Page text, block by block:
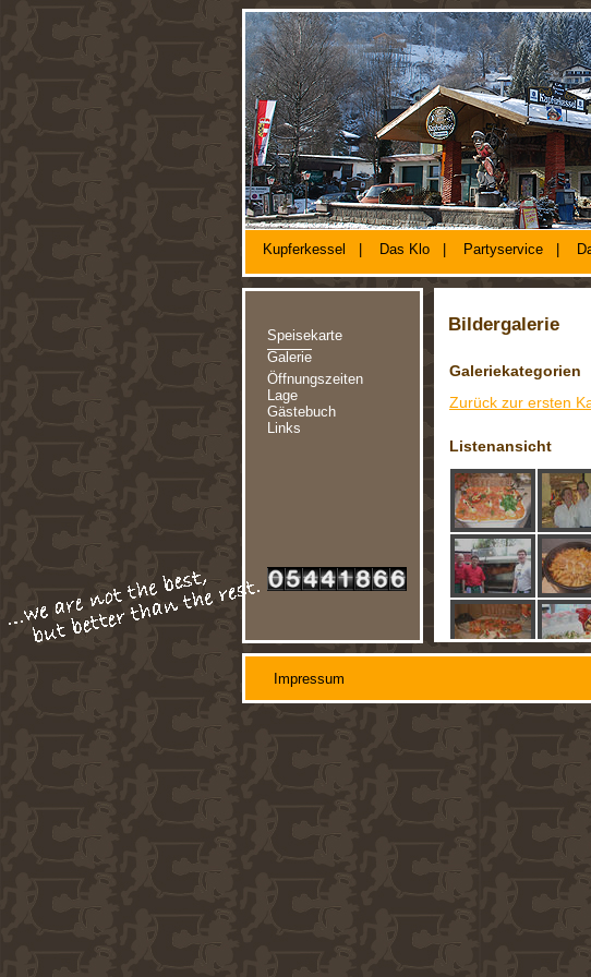
Kupferkessel Das Klo Partyservice
Speisekarte
Galerie
Öffnungszeiten
Lage
Gästebuch
Links
Bildergalerie
Galeriekategorien
Zurück zur ersten
Listenansicht
Impressum